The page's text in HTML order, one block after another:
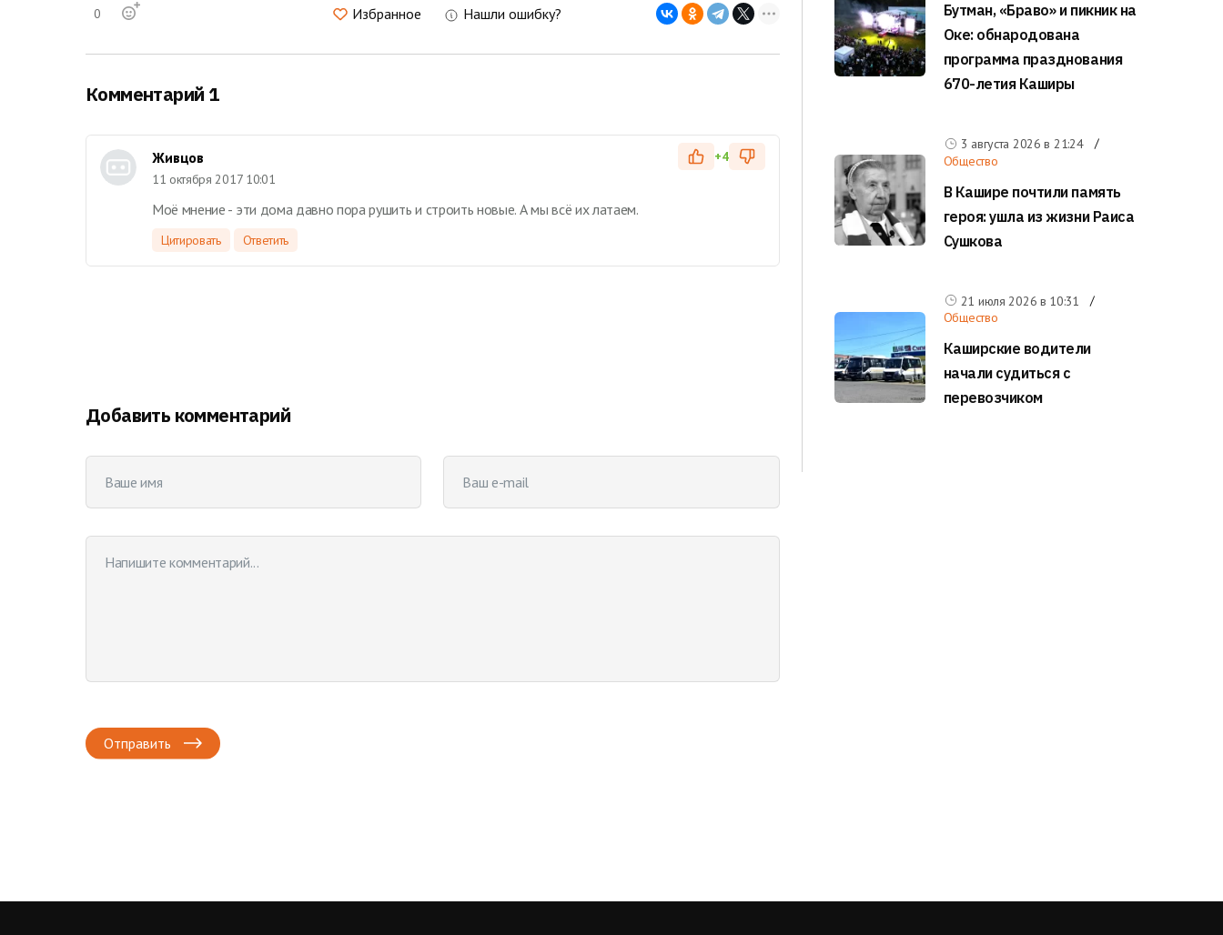
0 Избранное Нашли ошибку?
Комментарий 1
Живцов
11 октября 2017 10:01
+4
Моё мнение - эти дома давно пора рушить и строить новые. А мы всё их латаем.
Цитировать Ответить
Добавить комментарий
Отправить
Бутман, «Браво» и пикник на
Оке: обнародована
программа празднования
670-летия Каширы
3 августа 2026 в 21:24
Общество
В Кашире почтили память
героя: ушла из жизни Раиса
Сушкова
21 июля 2026 в 10:31
Общество
Каширские водители
начали судиться с
перевозчиком